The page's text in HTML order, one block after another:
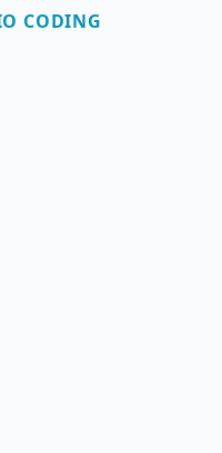
CODING